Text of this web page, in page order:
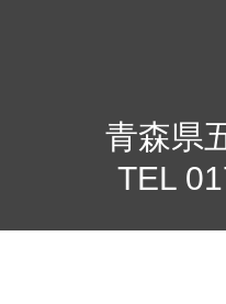
青森県
TEL